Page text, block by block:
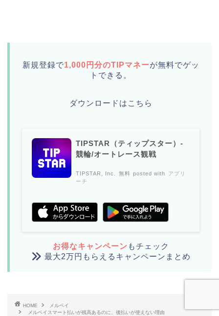
新規登録で1,000円分のTIPマネーが無料でゲッ
トできる。
ダウンロードはこちら
TIPSTAR（ティップスター）-
競輪/オートレース観戦
TIPSTAR, Inc. 無料 posted with
アプリ
ーチ
お得なキャンペーン もチェック
最大2万円もらえるキャンペーンまとめ
HOME
メルペイ
メルペイスマート払いが残高あるのに、後払いが使えない理由